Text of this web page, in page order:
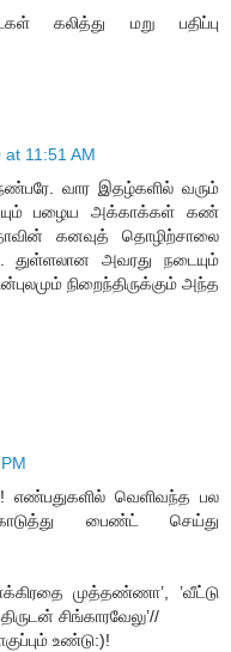
கலித்து மறு பதிப்பு
11:51 AM
வார இதழ்களில் வரும்
பழைய அக்காக்கள் கண்
கனவுத் தொழிற்சாலை
துள்ளலான அவரது நடையும்
நிறைந்திருக்கும் அந்த
எண்பதுகளில் வெளிவந்த பல
பைண்ட் செய்து
முத்தண்ணா’, ’வீட்டு
சிங்காரவேலு’//
உண்டு:)!